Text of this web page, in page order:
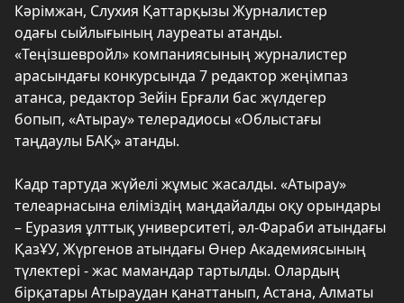
Кәрімжан, Слухия Қаттарқызы Журналистер
одағы сыйлығының лауреаты атанды.
«Теңізшевройл» компаниясының журналистер
арасындағы конкурсында 7 редактор жеңімпаз
атанса, редактор Зейін Ерғали бас жүлдегер
бопып, «Атырау» телерадиосы «Облыстағы
таңдаулы БАҚ» атанды.
Кадр тартуда жүйелі жұмыс жасалды. «Атырау»
телеарнасына еліміздің маңдайалды оқу орындары
– Еуразия ұлттық университеті, әл-Фараби атындағы
ҚазҰУ, Жүргенов атындағы Өнер Академиясының
түлектері - жас мамандар тартылды. Олардың
бірқатары Атыраудан қанаттанып, Астана, Алматы